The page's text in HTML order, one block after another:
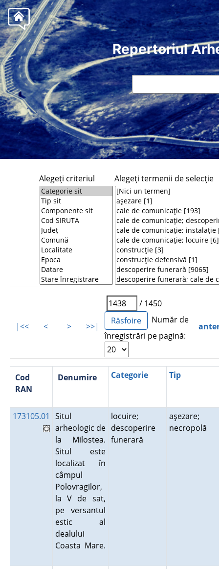
Repertoriul
Alegeţi criteriul Alegeţi termenii de selecţie
|<< < > >>|
/ 1450
Număr de
înregistrări pe pagină:
Cod
RAN
Denumire Categorie Tip
173105.01
Situl
arheologic de
la Milostea.
Situl este
localizat în
câmpul
Polovragilor,
la V de sat,
pe versantul
estic al
dealului
Coasta Mare.
locuire;
descoperire
funerară
aşezare;
necropolă